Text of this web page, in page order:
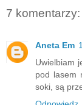
7 komentarzy:
Aneta Em
Uwielbiam
pod lasem
soki, są